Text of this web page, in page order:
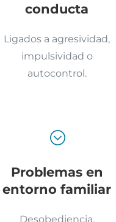
conducta
Ligados a agresividad,
impulsividad o
autocontrol.
;
Problemas en
entorno familiar
Desobediencia,